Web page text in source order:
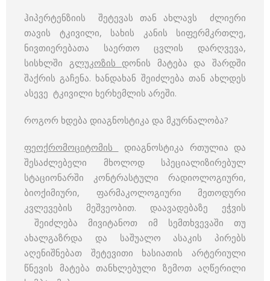
ჰიპერტენზიის შეტევას თან ახლავს ძლიერი
თავის ტკივილი, სახის კანის სიფერმკრთლე,
ნივთიერებათა საერთო ცვლის დარღვევა,
სისხლში გლუკოზისდონის მატება და შარდში
შაქრის გაჩენა. ხანდახან შეიძლება თან ახლდეს
ასევე ტკივილი ხერხემლის არეში.
როგორ ხდება დიაგნოსტიკა და მკურნალობა?
ფეოქრომოციტომის
დიაგნოსტიკა რთულია და
შესაძლებელი მხოლოდ სპეციალიზირებულ
სტაციონარში კონტრასტული რადიოლოგიური,
ბიოქიმიური, ფარმაკოლოგიური მეთოდური
კვლევების მეშვეობით. დაავადებაზე ეჭვის
შეიძლება მივიტანოთ იმ სემთხვევაში თუ
ახალგაზრდა და საშუალო ასაკის პირებს
აღენიშნებათ შეტევითი ხასიათის არტერიული
წნევის მატება თანხლებული ზემოთ აღწერილი